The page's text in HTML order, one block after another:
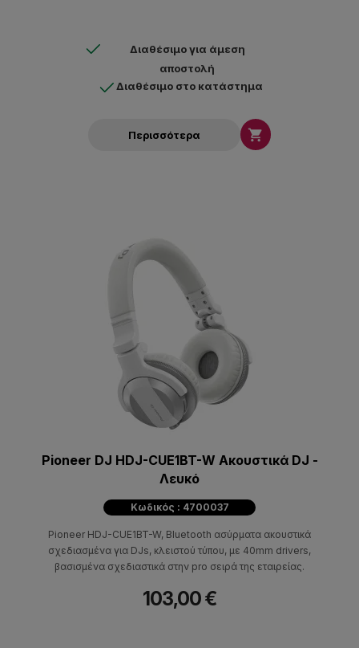
Διαθέσιμο για άμεση
αποστολή
Διαθέσιμο στο κατάστημα
Περισσότερα 
Pioneer DJ HDJ-CUE1BT-W Ακουστικά DJ -
Λευκό
Κωδικός : 4700037
Pioneer HDJ-CUE1BT-W, Bluetooth ασύρματα ακουστικά
σχεδιασμένα για DJs, κλειστού τύπου, με 40mm drivers,
βασισμένα σχεδιαστικά στην pro σειρά της εταιρείας.
103,00 €